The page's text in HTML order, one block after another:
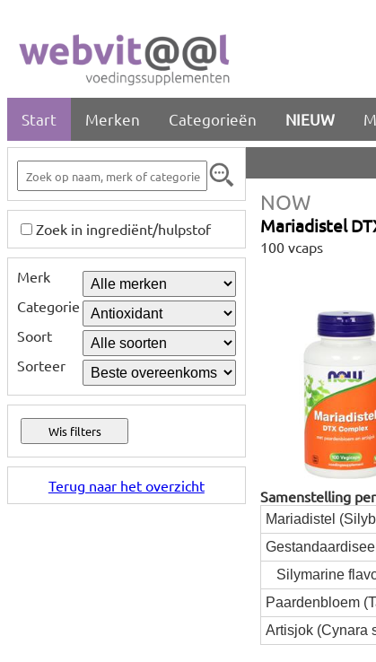
Start Merken Categorieën NIEUW
Zoek in ingrediënt/hulpstof
Merk
Categorie
Soort
Sorteer
Terug naar het overzicht
NOW
Mariadistel
100 vcaps
Samenstelling
Mariadistel
Silymarine
Paardenbloem
Artisjok (Cynara